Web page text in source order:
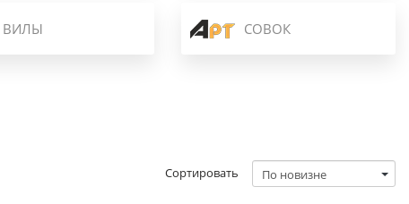
ВИЛЫ СОВОК
Сортировать